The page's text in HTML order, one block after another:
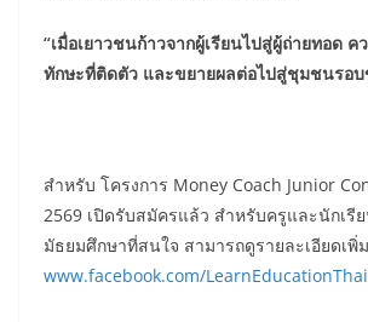
“เมื่อเยาวชนก้าวจากผู้เรียนไปสู่ผู้ถ่ายทอด ค
ทักษะที่ติดตัว และขยายผลต่อไปสู่ชุมชนรอบ
สำหรับ โครงการ Money Coach Junior
2569 เปิดรับสมัครแล้ว สำหรับครูและนักเรี
มัธยมศึกษาที่สนใจ สามารถดูรายละเอียดเพิ่
www.facebook.com/LearnEducationThai